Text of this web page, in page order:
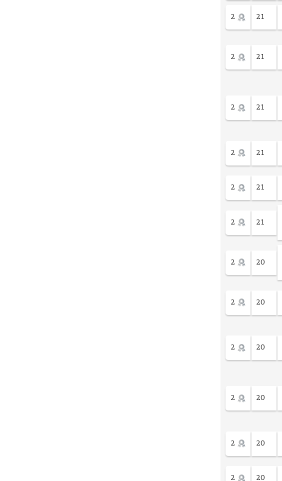
2 21
2 21
2 21
2 21
2 21
2 21
2 20
2 20
2 20
2 20
2 20
2 20